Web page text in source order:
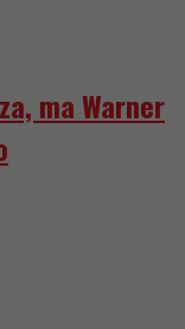
ma Warner